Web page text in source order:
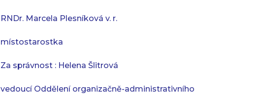
RNDr. Marcela Plesníková v. r.
místostarostka
Za správnost : Helena Šlitrová
vedoucí Oddělení organizačně-administrativního